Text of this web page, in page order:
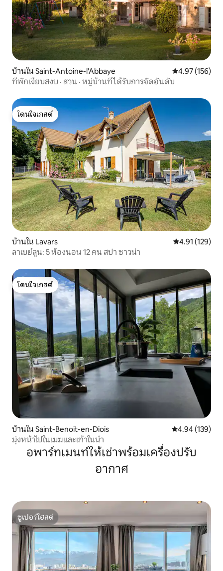
บ้านใน Saint-Antoine-l'Abbaye คะแนนเฉลี่ย
4.97 (156)
ที่พักเงียบสงบ · สวน · หมู่บ้านที่ได้รับการจัดอันดับ
โดนใจเกสต์
โดนใจเกสต์
บ้านใน Lavars คะแนนเฉลี่ย
4.91 (129)
ลาเบย์ลูน: 5 ห้องนอน 12 คน สปา ซาวน่า
โดนใจเกสต์
โดนใจเกสต์
บ้านใน Saint-Benoit-en-Diois คะแนนเฉลี่ย
4.94 (139)
มุ่งหน้าไปในเมฆและเท้าในน้ำ
อพาร์ทเมนท์ให้เช่าพร้อมเครื่องปรับ
อากาศ
ซูเปอร์โฮสต์
ซูเปอร์โฮสต์